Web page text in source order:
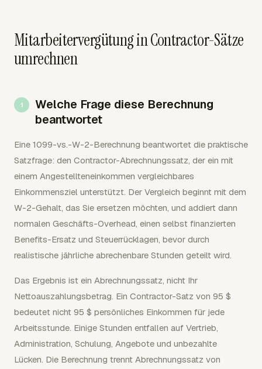
Mitarbeitervergütung in Contractor-Sätze
umrechnen
Welche Frage diese Berechnung
beantwortet
Eine 1099-vs.-W-2-Berechnung beantwortet die praktische
Satzfrage: den Contractor-Abrechnungssatz, der ein mit
einem Angestellteneinkommen vergleichbares
Einkommensziel unterstützt. Der Vergleich beginnt mit dem
W-2-Gehalt, das Sie ersetzen möchten, und addiert dann
normalen Geschäfts-Overhead, einen selbst finanzierten
Benefits-Ersatz und Steuerrücklagen, bevor durch
realistische jährliche abrechenbare Stunden geteilt wird.
Das Ergebnis ist ein Abrechnungssatz, nicht Ihr
Nettoauszahlungsbetrag. Ein Contractor-Satz von 95 $
bedeutet nicht 95 $ persönliches Einkommen für jede
Arbeitsstunde. Einige Stunden entfallen auf Vertrieb,
Administration, Schulung, Angebote und unbezahlte
Lücken. Die Berechnung trennt Abrechnungssatz von